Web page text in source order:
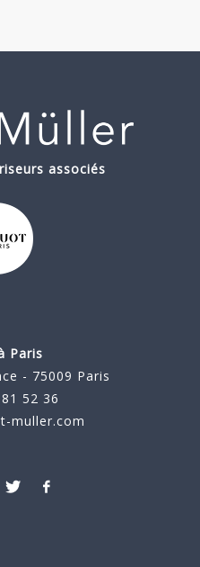
associés
Paris
- 75009 Paris
52 36
muller.com